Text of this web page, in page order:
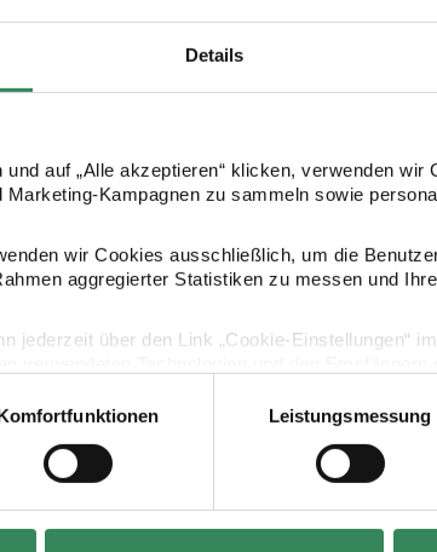
Details
auf „Alle akzeptieren“ klicken, verwenden wir
Kampagnen zu sammeln sowie
wir Cookies ausschließlich, um die
aggregierter Statistiken zu messen und
jederzeit über den Link „Cookie-Einstellungen“
widerrufen
Leistungsmessung